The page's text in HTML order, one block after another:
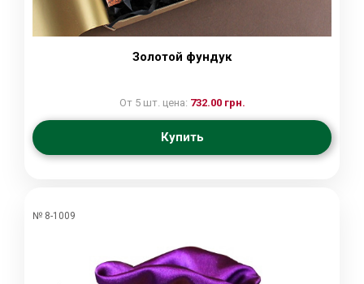
Золотой фундук
От 5 шт. цена: 732.00 грн.
Купить
№ 8-1009